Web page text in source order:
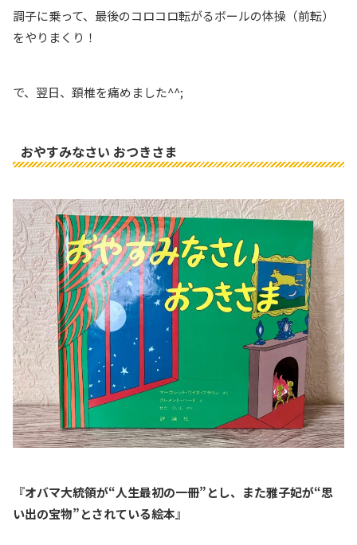
調子に乗って、最後のコロコロ転がるボールの体操（前転）
をやりまくり！
で、翌日、頚椎を痛めました^^;
おやすみなさい おつきさま
『オバマ大統領が“人生最初の一冊”とし、また雅子妃が“思
い出の宝物”とされている絵本』